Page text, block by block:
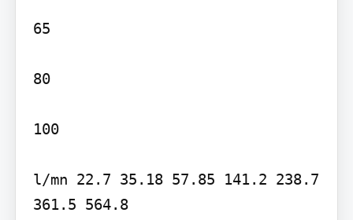
65
80
100
l/mn 22.7 35.18 57.85 141.2 238.7
361.5 564.8